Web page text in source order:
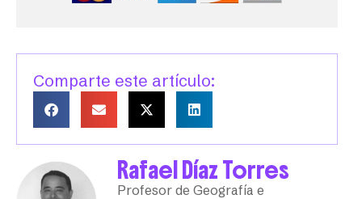
Comparte este artículo:
Rafael Díaz Torres
Profesor de Geografía e